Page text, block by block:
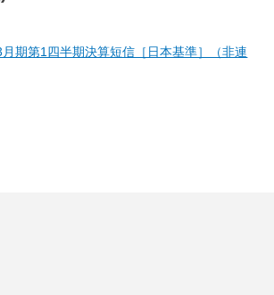
月期第1四半期決算短信［日本基準］（非連